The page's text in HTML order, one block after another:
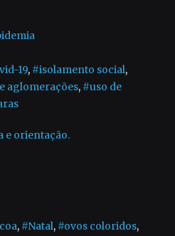
19, #isolamento social,
aglomerações, #uso de
e orientação.
, #Natal, #ovos coloridos,